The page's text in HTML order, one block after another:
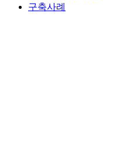
구축사례